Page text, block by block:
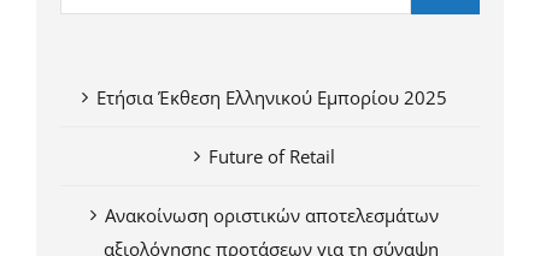
Ετήσια Έκθεση Ελληνικού Εμπορίου 2025
Future of Retail
Ανακοίνωση οριστικών αποτελεσμάτων
αξιολόγησης προτάσεων για τη σύναψη